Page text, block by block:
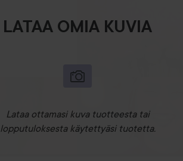
LATAA OMIA KUVIA
Lataa ottamasi kuva tuotteesta tai
lopputuloksesta käytettyäsi tuotetta.